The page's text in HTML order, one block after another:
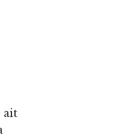
ait